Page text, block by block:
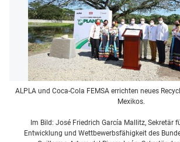
ALPLA und Coca-Cola FEMSA errichten neues
Mexikos.
Im Bild: José Friedrich García Mallitz, Sekretär
Entwicklung und Wettbewerbsfähigkeit des